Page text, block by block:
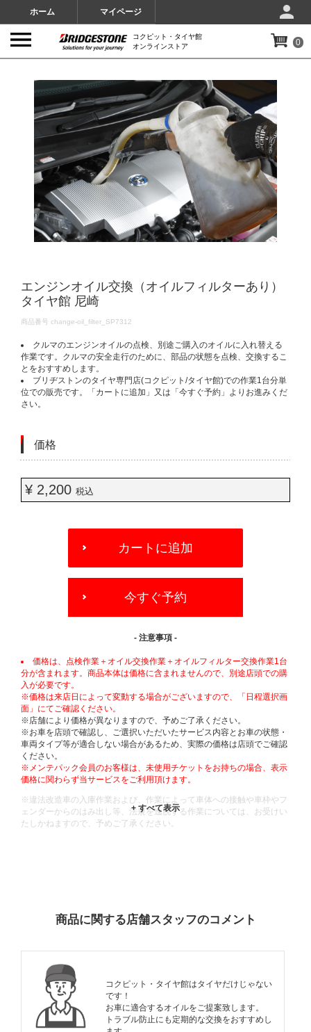
ホーム マイページ
コクピット・タイヤ館
オンラインストア
0
エンジンオイル交換（オイルフィルターあり）
タイヤ館 尼崎
DETAILS
商品番号 change-oil_filter_SP7312
クルマのエンジンオイルの点検、別途ご購入のオイルに入れ替える
作業です。クルマの安全走行のために、部品の状態を点検、交換するこ
とをおすすめします。
ブリヂストンのタイヤ専門店(コクピット/タイヤ館)での作業1台分単
位での販売です。「カートに追加」又は「今すぐ予約」よりお進みくだ
さい。
価格
¥ 2,200 税込
OPTIONS
カートに追加
今すぐ予約
- 注意事項 -
価格は、点検作業＋オイル交換作業＋オイルフィルター交換作業1台
分が含まれます。商品本体は価格に含まれませんので、別途店頭での購
入が必要です。
※価格は来店日によって変動する場合がございますので、「日程選択画
面」にてご確認ください。
※店舗により価格が異なりますので、予めご了承ください。
※お車を店頭で確認し、ご選択いただいたサービス内容とお車の状態・
車両タイプ等が適合しない場合があるため、実際の価格は店頭でご確認
ください。
※メンテパック会員のお客様は、未使用チケットをお持ちの場合、表示
価格に関わらず当サービスをご利用頂けます。
※違法改造車の入庫作業および、作業によって車体への接触や車枠やフ
ェンダーからのはみ出し等、法規を逸脱する作業については、お受けい
たしかねますので、予めご了承ください。
商品に関する店舗スタッフのコメント
コクピット・タイヤ館はタイヤだけじゃない
です！
お車に適合するオイルをご提案致します。
トラブル防止にも定期的な交換をおすすめし